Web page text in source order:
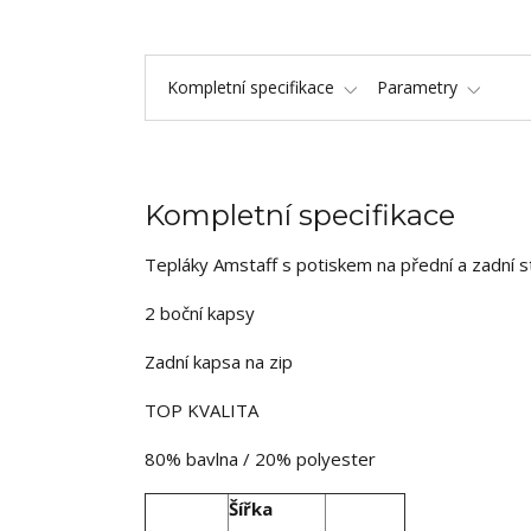
Kompletní specifikace Parametry
Kompletní specifikace
Tepláky Amstaff s potiskem na přední a zadní
2 boční kapsy
Zadní kapsa na zip
TOP KVALITA
80% bavlna / 20% polyester
Šířka